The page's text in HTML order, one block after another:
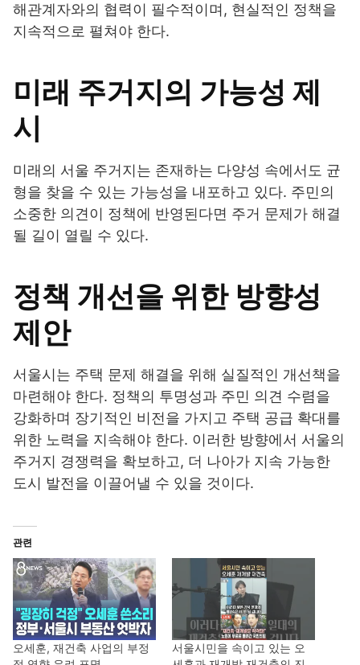
해관계자와의 협력이 필수적이며, 현실적인 정책을
지속적으로 펼쳐야 한다.
미래 주거지의 가능성 제
시
미래의 서울 주거지는 존재하는 다양성 속에서도 균
형을 찾을 수 있는 가능성을 내포하고 있다. 주민의
소중한 의견이 정책에 반영된다면 주거 문제가 해결
될 길이 열릴 수 있다.
정책 개선을 위한 방향성
제안
서울시는 주택 문제 해결을 위해 실질적인 개선책을
마련해야 한다. 정책의 투명성과 주민 의견 수렴을
강화하며 장기적인 비전을 가지고 주택 공급 확대를
위한 노력을 지속해야 한다. 이러한 방향에서 서울의
주거지 경쟁력을 확보하고, 더 나아가 지속 가능한
도시 발전을 이끌어낼 수 있을 것이다.
관련
오세훈, 재건축 사업의 부정
서울시민을 속이고 있는 오